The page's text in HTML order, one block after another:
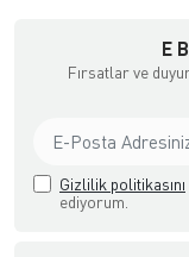
E
Fırsatlar ve
Gizlilik politikasını
ediyorum.